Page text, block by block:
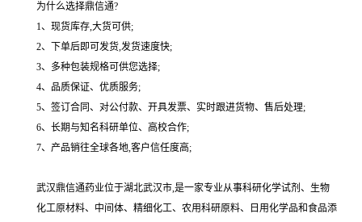
为什么选择鼎信通?
1、现货库存,大货可供;
2、下单后即可发货,发货速度快;
3、多种包装规格可供您选择;
4、品质保证、优质服务;
5、签订合同、对公付款、开具发票、实时跟进货物、售后处理;
6、长期与知名科研单位、高校合作;
7、产品销往全球各地,客户信任度高;
武汉鼎信通药业位于湖北武汉市,是一家专业从事科研化学试剂、生物
化工原材料、中间体、精细化工、农用科研原料、日用化学品和食品添